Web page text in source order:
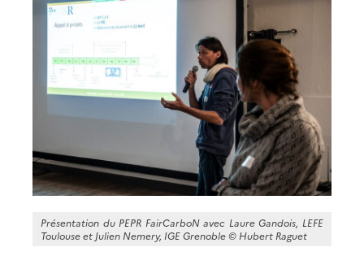
Présentation du PEPR FairCarboN avec Laure Gandois, LEFE
Toulouse et Julien Nemery, IGE Grenoble © Hubert Raguet